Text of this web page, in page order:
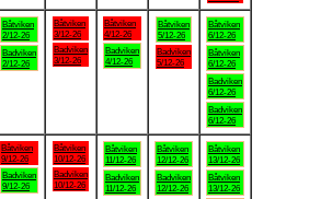
Båtviken
2/12-26
Badviken
2/12-26
Båtviken
3/12-26
Badviken
3/12-26
Båtviken
4/12-26
Badviken
4/12-26
Båtviken
5/12-26
Badviken
5/12-26
Båtviken
6/12-26
Båtviken
6/12-26
Badviken
6/12-26
Badviken
6/12-26
Båtviken
9/12-26
Badviken
9/12-26
Båtviken
10/12-26
Badviken
10/12-26
Båtviken
11/12-26
Badviken
11/12-26
Båtviken
12/12-26
Badviken
12/12-26
Båtviken
13/12-26
Båtviken
13/12-26